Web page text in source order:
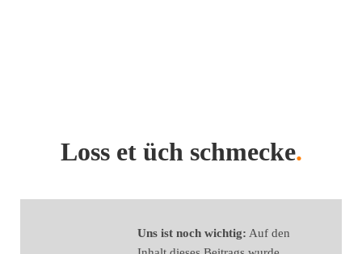
Loss et üch schmecke.
Uns ist noch wichtig: Auf den